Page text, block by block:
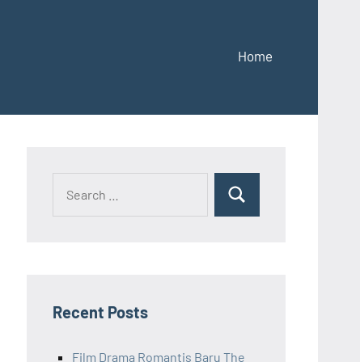
Home
Recent Posts
Film Drama Romantis Baru The